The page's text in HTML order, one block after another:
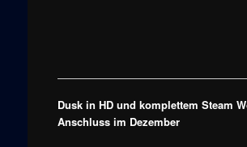
Dusk in HD und komplettem Steam
Anschluss im Dezember